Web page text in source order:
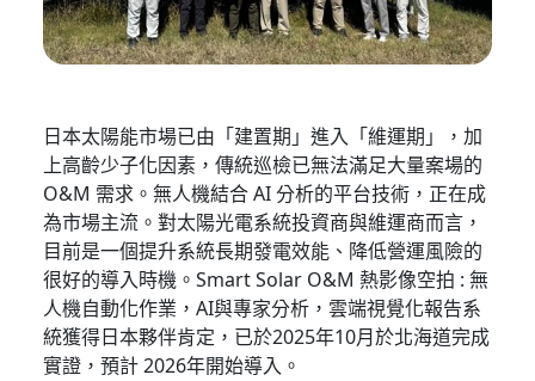
日本太陽能市場已由「建置期」進入「維運期」，加
上高齡少子化因素，傳統巡檢已無法滿足大量案場的
O&M 需求。無人機結合 AI 分析的平台技術，正在成
為市場主流。對太陽光電系統投資商與維運商而言，
目前是一個提升系統長期發電效能、降低營運風險的
很好的導入時機。Smart Solar O&M 熱影像空拍 : 無
人機自動化作業，AI與專家分析，雲端視覺化報告系
統獲得日本夥伴肯定，已於2025年10月於北海道完成
實證，預計 2026年開始導入。